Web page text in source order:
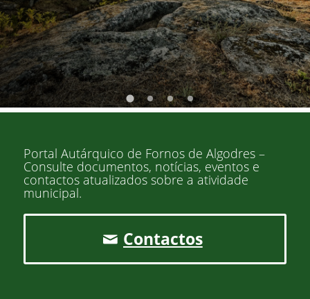
Portal Autárquico de Fornos de Algodres –
Consulte documentos, notícias, eventos e
contactos atualizados sobre a atividade
municipal.
Contactos